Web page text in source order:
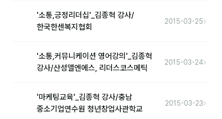
미팅·보고
'소통,긍정리더십'_김종혁 강사/
한국한센복지협회
2015-03-25›
'소통,커뮤니케이션 영어강의'_김종혁
강사/산성앨엔에스, 리더스코스메틱
2015-03-24›
'마케팅교육'_김종혁 강사/충남
중소기업연수원 청년창업사관학교
2015-03-23›